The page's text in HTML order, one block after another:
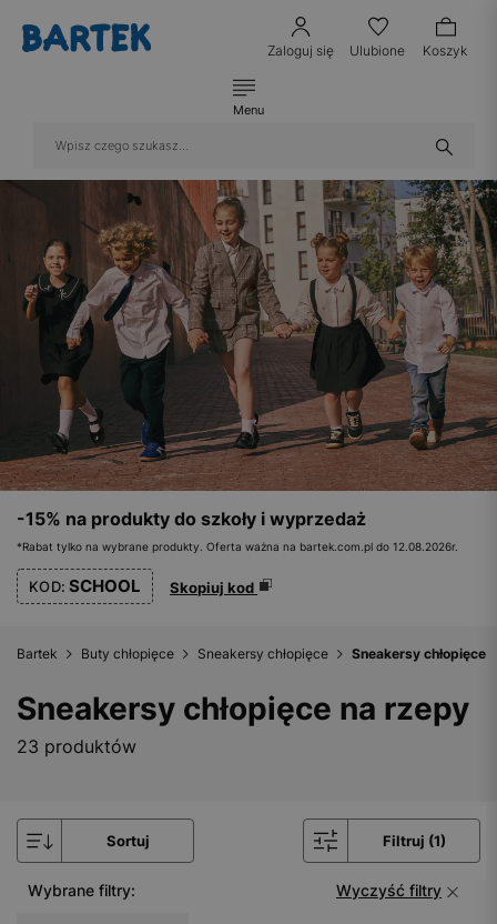
Zaloguj się Ulubione Koszyk
Menu
-15% na produkty do szkoły i wyprzedaż
*Rabat tylko na wybrane produkty. Oferta ważna na bartek.com.pl do 12.08.2026r.
KOD: SCHOOL Skopiuj kod
Bartek Buty chłopięce Sneakersy chłopięce Sneakersy chłopięce
Sneakersy chłopięce na rzepy
23 produktów
Sortuj Filtruj (1)
Wybrane filtry: Wyczyść filtry